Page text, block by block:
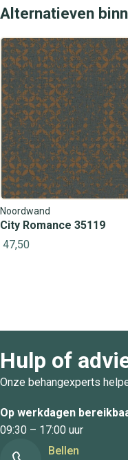
Alternatieven
Noordwand
City Romance 35119
47,50
Hulp of
Onze behangexperts
Op werkdagen
09:30 – 17:00 uur
Bellen